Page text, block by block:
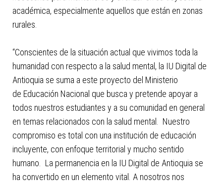
académica, especialmente aquellos que están en zonas
rurales.
“Conscientes de la situación actual que vivimos toda la
humanidad con respecto a la salud mental, la IU Digital de
Antioquia se suma a este proyecto del Ministerio
de Educación Nacional que busca y pretende apoyar a
todos nuestros estudiantes y a su comunidad en general
en temas relacionados con la salud mental. Nuestro
compromiso es total con una institución de educación
incluyente, con enfoque territorial y mucho sentido
humano. La permanencia en la IU Digital de Antioquia se
ha convertido en un elemento vital. A nosotros nos